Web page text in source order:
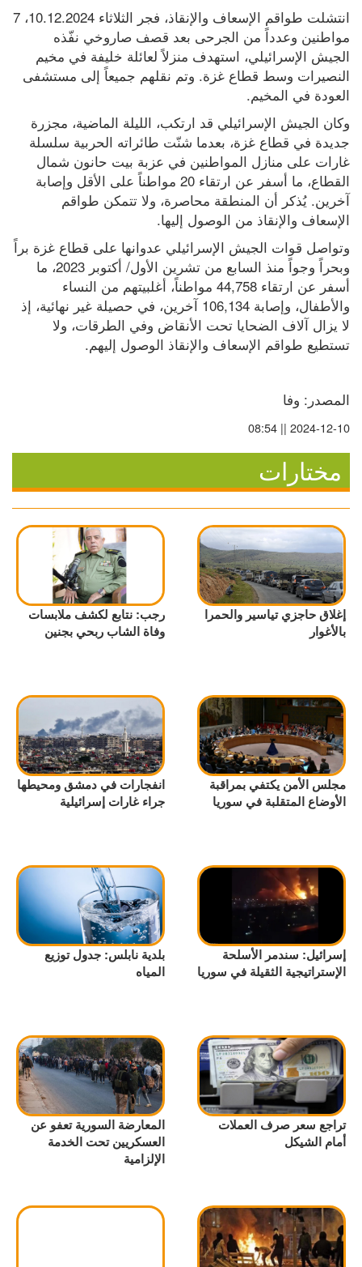
العودة في المخيم.
الإسعاف والإنقاذ من الوصول إليها.
وتواصل قوات الجيش الإسرائيلي عدوانها على قطاع غزة براً
تستطيع طواقم الإسعاف والإنقاذ الوصول إليهم.
المصدر: وفا
2024-12-10 || 08:54
مختارات
إغلاق حاجزي تياسير والحمرا
بالأغوار
رجب: نتابع لكشف ملابسات
وفاة الشاب ربحي بجنين
مجلس الأمن يكتفي بمراقبة
الأوضاع المتقلبة في سوريا
انفجارات في دمشق ومحيطها
جراء غارات إسرائيلية
إسرائيل: سندمر الأسلحة
الإستراتيجية الثقيلة في سوريا
بلدية نابلس: جدول توزيع
المياه
تراجع سعر صرف العملات
أمام الشيكل
المعارضة السورية تعفو عن
العسكريين تحت الخدمة
الإلزامية